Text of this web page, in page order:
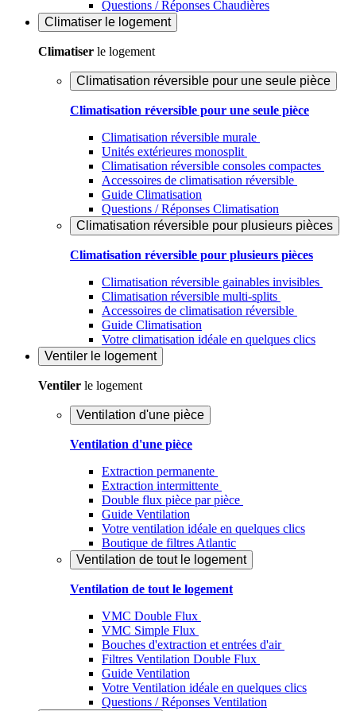
Questions / Réponses Chaudières
Climatiser le logement
Climatiser le logement
Climatisation réversible pour une seule pièce
Climatisation réversible pour une seule pièce
Climatisation réversible murale
Unités extérieures monosplit
Climatisation réversible consoles compactes
Accessoires de climatisation réversible
Guide Climatisation
Questions / Réponses Climatisation
Climatisation réversible pour plusieurs pièces
Climatisation réversible pour plusieurs pièces
Climatisation réversible gainables invisibles
Climatisation réversible multi-splits
Accessoires de climatisation réversible
Guide Climatisation
Votre climatisation idéale en quelques clics
Ventiler le logement
Ventiler le logement
Ventilation d'une pièce
Ventilation d'une pièce
Extraction permanente
Extraction intermittente
Double flux pièce par pièce
Guide Ventilation
Votre ventilation idéale en quelques clics
Boutique de filtres Atlantic
Ventilation de tout le logement
Ventilation de tout le logement
VMC Double Flux
VMC Simple Flux
Bouches d'extraction et entrées d'air
Filtres Ventilation Double Flux
Guide Ventilation
Votre Ventilation idéale en quelques clics
Questions / Réponses Ventilation